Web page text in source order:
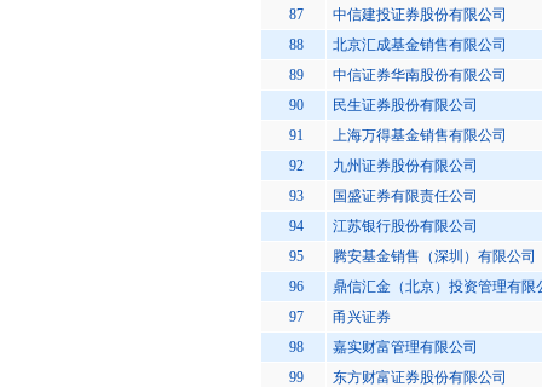
87
中信建投证券股份有限公司
88
北京汇成基金销售有限公司
89
中信证券华南股份有限公司
90
民生证券股份有限公司
91
上海万得基金销售有限公司
92
九州证券股份有限公司
93
国盛证券有限责任公司
94
江苏银行股份有限公司
95
腾安基金销售（深圳）有限公司
96
鼎信汇金（北京）投资管理有限
97
甬兴证券
98
嘉实财富管理有限公司
99
东方财富证券股份有限公司